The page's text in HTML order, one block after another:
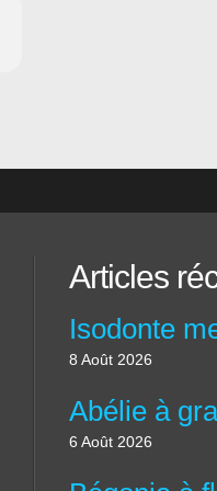
Articles
8 Août 2026
6 Août 2026